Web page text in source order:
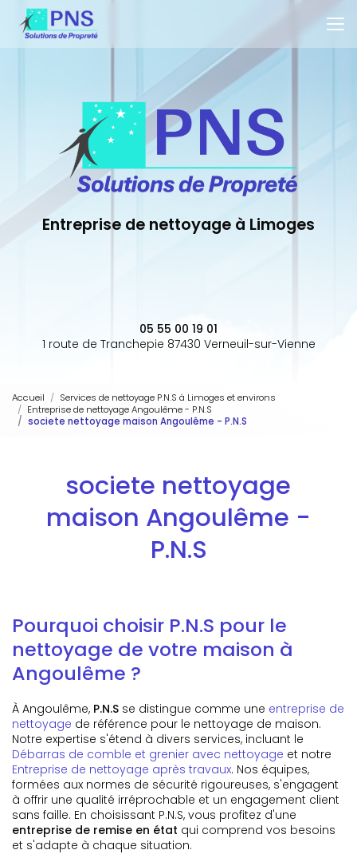
contenu
principal
Entreprise de nettoyage à Limoges
05 55 00 19 01
1 route de Tranchepie 87430 Verneuil-sur-Vienne
Accueil
Services de nettoyage P.N.S à Limoges et environs
Entreprise de nettoyage Angoulême - P.N.S
societe nettoyage maison Angoulême - P.N.S
societe nettoyage
maison Angoulême -
P.N.S
Pourquoi choisir P.N.S pour le
nettoyage de votre maison à
Angoulême ?
À Angoulême, P.N.S se distingue comme une entreprise de
nettoyage de référence pour le nettoyage de maison.
Notre expertise s'étend à divers services, incluant le
Débarras de comble et grenier avec nettoyage et notre
Entreprise de nettoyage après travaux. Nos équipes,
formées aux normes de sécurité rigoureuses, s'engagent
à offrir une qualité irréprochable et un engagement client
sans faille. En choisissant P.N.S, vous profitez d'une
entreprise de remise en état qui comprend vos besoins
et s'adapte à chaque situation.